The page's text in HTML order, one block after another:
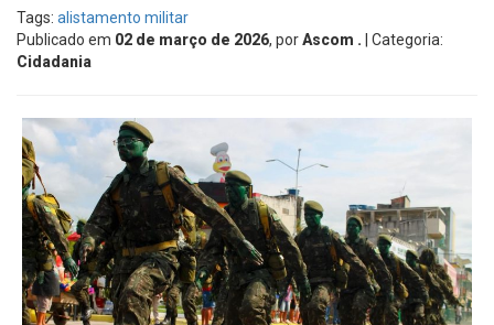
Tags: alistamento militar
Publicado em 02 de março de 2026, porAscom . | Categoria:
Cidadania